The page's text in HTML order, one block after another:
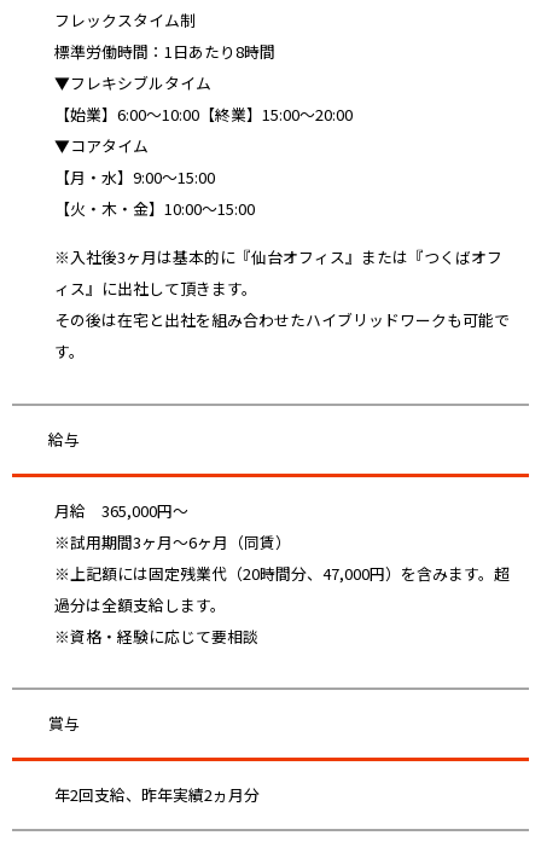
フレックスタイム制
標準労働時間：1日あたり8時間
▼フレキシブルタイム
【始業】6:00～10:00【終業】15:00～20:00
▼コアタイム
【月・水】9:00～15:00
【火・木・金】10:00～15:00
※入社後3ヶ月は基本的に『仙台オフィス』または『つくばオフ
ィス』に出社して頂きます。
その後は在宅と出社を組み合わせたハイブリッドワークも可能で
す。
給与
月給 365,000円～
※試用期間3ヶ月～6ヶ月（同賃）
※上記額には固定残業代（20時間分、47,000円）を含みます。超
過分は全額支給します。
※資格・経験に応じて要相談
賞与
年2回支給、昨年実績2ヵ月分